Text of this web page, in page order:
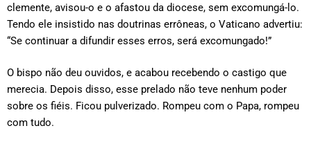
clemente, avisou-o e o afastou da diocese, sem excomungá-lo.
Tendo ele insistido nas doutrinas errôneas, o Vaticano advertiu:
“Se continuar a difundir esses erros, será excomungado!”
O bispo não deu ouvidos, e acabou recebendo o castigo que
merecia. Depois disso, esse prelado não teve nenhum poder
sobre os fiéis. Ficou pulverizado. Rompeu com o Papa, rompeu
com tudo.